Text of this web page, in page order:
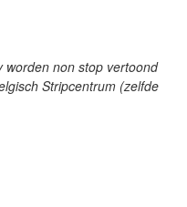
worden non stop vertoond
Stripcentrum (zelfde